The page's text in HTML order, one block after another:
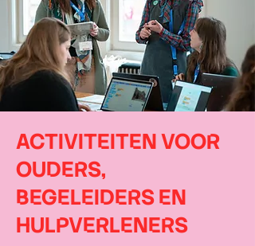
ACTIVITEITEN VOOR
OUDERS,
BEGELEIDERS EN
HULPVERLENERS